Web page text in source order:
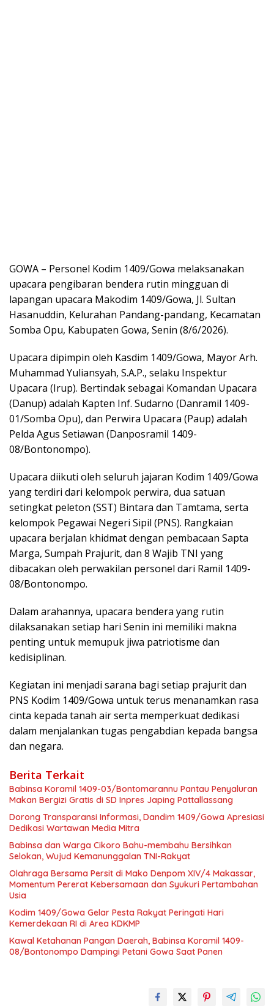
GOWA – Personel Kodim 1409/Gowa melaksanakan
upacara pengibaran bendera rutin mingguan di
lapangan upacara Makodim 1409/Gowa, Jl. Sultan
Hasanuddin, Kelurahan Pandang-pandang, Kecamatan
Somba Opu, Kabupaten Gowa, Senin (8/6/2026).
Upacara dipimpin oleh Kasdim 1409/Gowa, Mayor Arh.
Muhammad Yuliansyah, S.A.P., selaku Inspektur
Upacara (Irup). Bertindak sebagai Komandan Upacara
(Danup) adalah Kapten Inf. Sudarno (Danramil 1409-
01/Somba Opu), dan Perwira Upacara (Paup) adalah
Pelda Agus Setiawan (Danposramil 1409-
08/Bontonompo).
Upacara diikuti oleh seluruh jajaran Kodim 1409/Gowa
yang terdiri dari kelompok perwira, dua satuan
setingkat peleton (SST) Bintara dan Tamtama, serta
kelompok Pegawai Negeri Sipil (PNS). Rangkaian
upacara berjalan khidmat dengan pembacaan Sapta
Marga, Sumpah Prajurit, dan 8 Wajib TNI yang
dibacakan oleh perwakilan personel dari Ramil 1409-
08/Bontonompo.
Dalam arahannya, upacara bendera yang rutin
dilaksanakan setiap hari Senin ini memiliki makna
penting untuk memupuk jiwa patriotisme dan
kedisiplinan.
Kegiatan ini menjadi sarana bagi setiap prajurit dan
PNS Kodim 1409/Gowa untuk terus menanamkan rasa
cinta kepada tanah air serta memperkuat dedikasi
dalam menjalankan tugas pengabdian kepada bangsa
dan negara.
Berita Terkait
Babinsa Koramil 1409-03/Bontomarannu Pantau Penyaluran
Makan Bergizi Gratis di SD Inpres Japing Pattallassang
Dorong Transparansi Informasi, Dandim 1409/Gowa Apresiasi
Dedikasi Wartawan Media Mitra
Babinsa dan Warga Cikoro Bahu-membahu Bersihkan
Selokan, Wujud Kemanunggalan TNI-Rakyat
Olahraga Bersama Persit di Mako Denpom XIV/4 Makassar,
Momentum Pererat Kebersamaan dan Syukuri Pertambahan
Usia
Kodim 1409/Gowa Gelar Pesta Rakyat Peringati Hari
Kemerdekaan RI di Area KDKMP
Kawal Ketahanan Pangan Daerah, Babinsa Koramil 1409-
08/Bontonompo Dampingi Petani Gowa Saat Panen